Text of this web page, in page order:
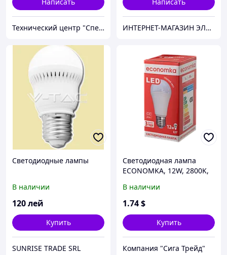
Написать
Технический центр "Спецтехника"
Написать
ИНТЕРНЕТ-МАГАЗИН ЭЛЕКТРОНИКИ "220 VOLT"
Светодиодные лампы
В наличии
120лей
Купить
SUNRISE TRADE SRL
Светодиодная лампа
ECONOMKA, 12W, 2800K,
- Е27, 3 года гарантии!!!
В наличии
1.74$
Купить
Компания "Сига Трейд"